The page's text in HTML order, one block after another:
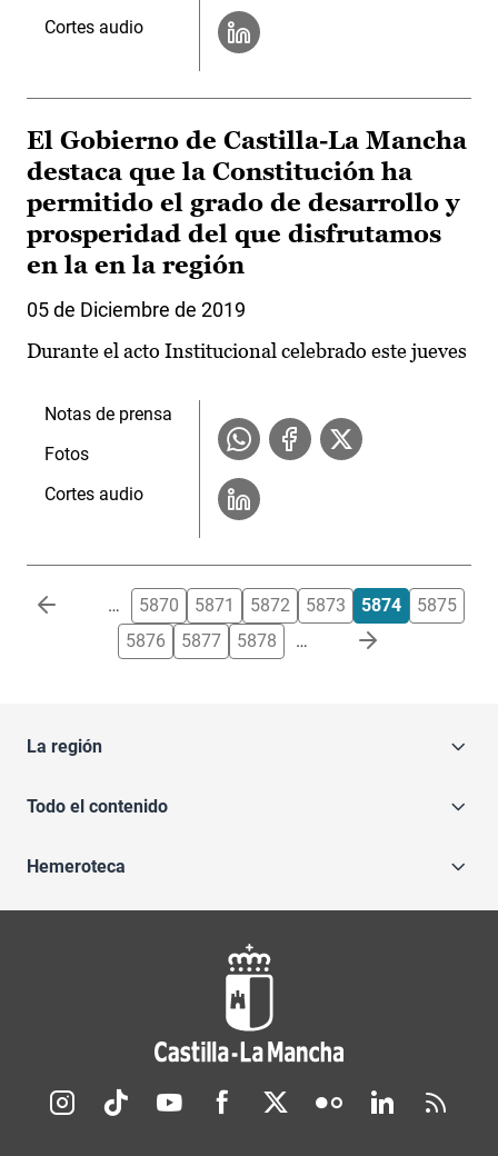
Cortes audio
El Gobierno de Castilla-La Mancha
destaca que la Constitución ha
permitido el grado de desarrollo y
prosperidad del que disfrutamos
en la en la región
05 de Diciembre de 2019
Durante el acto Institucional celebrado este jueves
Notas de prensa
Fotos
Cortes audio
Paginación … 5870 5871 5872 5873 5874
5875
5876
5877 5878 …
La región
Todo el contenido
Hemeroteca
Redes sociales JCCM